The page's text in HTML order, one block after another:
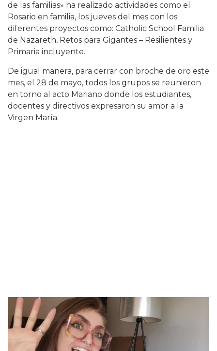
de las familias» ha realizado actividades como el
Rosario en familia, los jueves del mes con los
diferentes proyectos como: Catholic School Familia
de Nazareth, Retos para Gigantes – Resilientes y
Primaria incluyente.
De igual manera, para cerrar con broche de oro este
mes, el 28 de mayo, todos los grupos se reunieron
en torno al acto Mariano donde los estudiantes,
docentes y directivos expresaron su amor a la
Virgen María.